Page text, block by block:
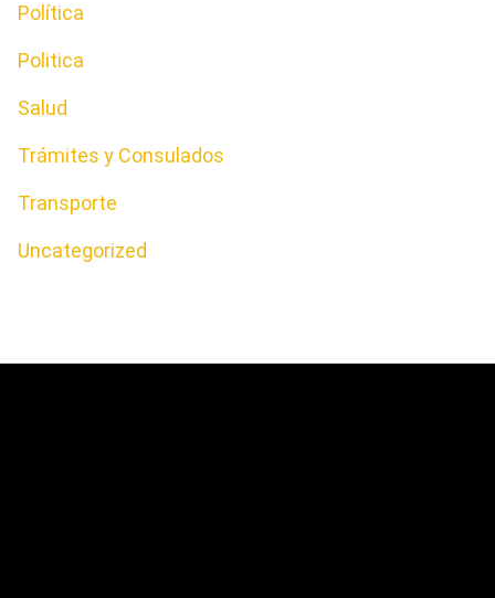
Política
Politica
Salud
Trámites y Consulados
Transporte
Uncategorized